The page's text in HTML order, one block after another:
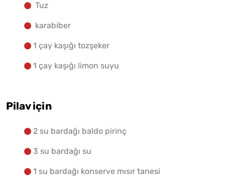
Tuz
karabiber
1 çay kaşığı tozşeker
1 çay kaşığı limon suyu
Pilav için
2 su bardağı baldo pirinç
3 su bardağı su
1 su bardağı konserve mısır tanesi